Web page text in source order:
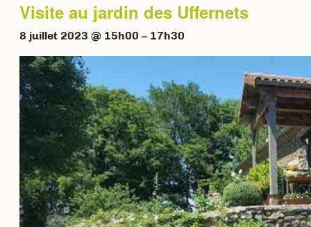
Visite au jardin des Uffernets
8 juillet 2023 @ 15h00 – 17h30